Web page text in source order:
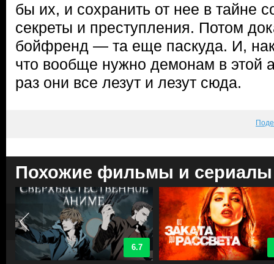
бы их, и сохранить от нее в тайне
секреты и преступления. Потом
бойфренд — та еще паскуда. И,
что вообще нужно демонам в этой
раз они все лезут и лезут сюда.
Похожие фильмы и сериалы
6.7